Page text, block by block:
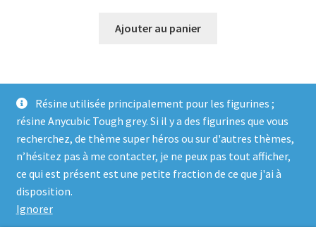
Résine utilisée principalement pour les figurines ;
résine Anycubic Tough grey. Si il y a des figurines que vous
recherchez, de thème super héros ou sur d'autres thèmes,
n’hésitez pas à me contacter, je ne peux pas tout afficher,
ce qui est présent est une petite fraction de ce que j'ai à
disposition.
Ignorer
Ajouter au panier
© Genosha Impact 2026
Built with WooCommerce